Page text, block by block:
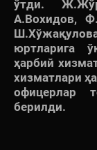
ўтди.
А.Вохидов,
юртларига
ҳарбий
хизматлари
офицерлар
берилди.